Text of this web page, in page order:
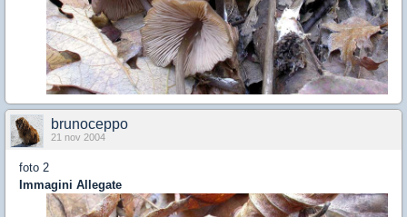
brunoceppo
21 nov 2004
foto 2
Immagini Allegate